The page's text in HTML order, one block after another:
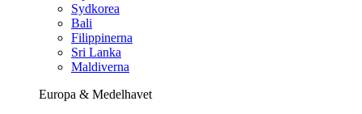
Sydkorea
Bali
Filippinerna
Sri Lanka
Maldiverna
Europa & Medelhavet